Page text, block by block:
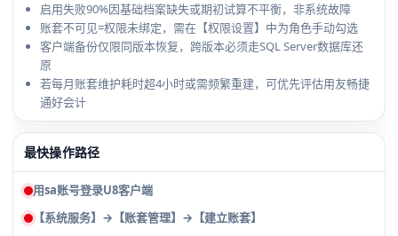
启用失败90%因基础档案缺失或期初试算不平衡，非系统故障
账套不可见=权限未绑定，需在【权限设置】中为角色手动勾选
客户端备份仅限同版本恢复，跨版本必须走SQL Server数据库还
原
若每月账套维护耗时超4小时或需频繁重建，可优先评估用友畅捷
通好会计
最快操作路径
用sa账号登录U8客户端
【系统服务】→【账套管理】→【建立账套】